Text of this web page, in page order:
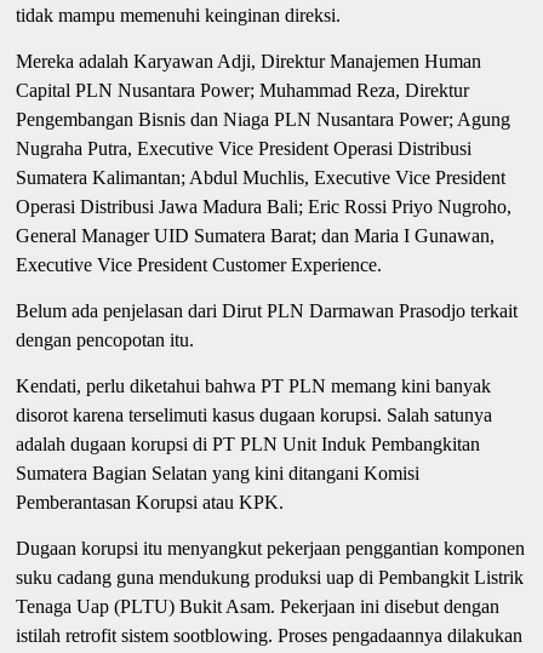
tidak mampu memenuhi keinginan direksi.
Mereka adalah Karyawan Adji, Direktur Manajemen Human
Capital PLN Nusantara Power; Muhammad Reza, Direktur
Pengembangan Bisnis dan Niaga PLN Nusantara Power; Agung
Nugraha Putra, Executive Vice President Operasi Distribusi
Sumatera Kalimantan; Abdul Muchlis, Executive Vice President
Operasi Distribusi Jawa Madura Bali; Eric Rossi Priyo Nugroho,
General Manager UID Sumatera Barat; dan Maria I Gunawan,
Executive Vice President Customer Experience.
Belum ada penjelasan dari Dirut PLN Darmawan Prasodjo terkait
dengan pencopotan itu.
Kendati, perlu diketahui bahwa PT PLN memang kini banyak
disorot karena terselimuti kasus dugaan korupsi. Salah satunya
adalah dugaan korupsi di PT PLN Unit Induk Pembangkitan
Sumatera Bagian Selatan yang kini ditangani Komisi
Pemberantasan Korupsi atau KPK.
Dugaan korupsi itu menyangkut pekerjaan penggantian komponen
suku cadang guna mendukung produksi uap di Pembangkit Listrik
Tenaga Uap (PLTU) Bukit Asam. Pekerjaan ini disebut dengan
istilah retrofit sistem sootblowing. Proses pengadaannya dilakukan